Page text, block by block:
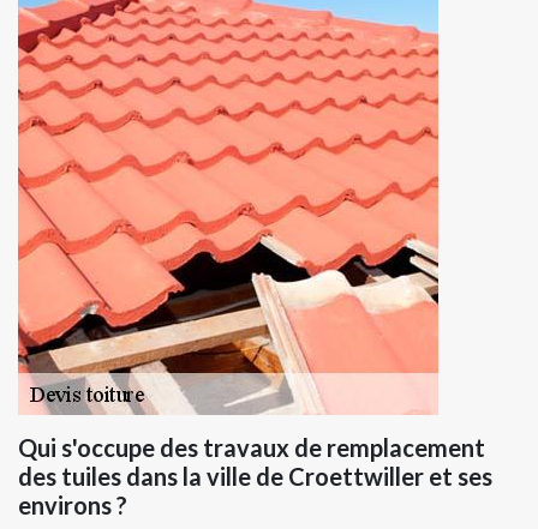
Qui s'occupe des travaux de remplacement
des tuiles dans la ville de Croettwiller et ses
environs ?